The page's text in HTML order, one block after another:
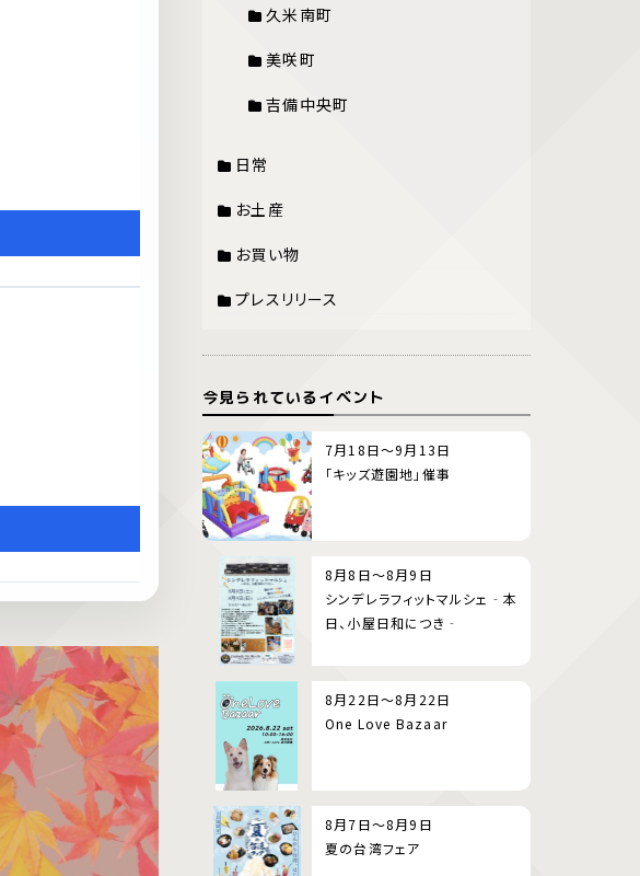
久米南町
美咲町
吉備中央町
日常
お土産
お買い物
プレスリリース
今見られているイベント
7月18日～9月13日
「キッズ遊園地」催事
8月8日～8月9日
シンデレラフィットマルシェ‐本
日、小屋日和につき‐
8月22日～8月22日
One Love Bazaar
8月7日～8月9日
夏の台湾フェア